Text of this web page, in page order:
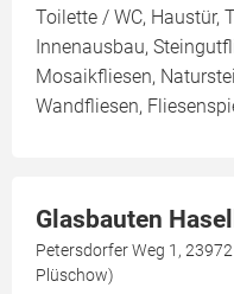
Toilette / WC, Haustür,
Innenausbau,
Mosaikfliesen,
Wandfliesen,
Glasbauten
Petersdorfer Weg 1,
Plüschow)